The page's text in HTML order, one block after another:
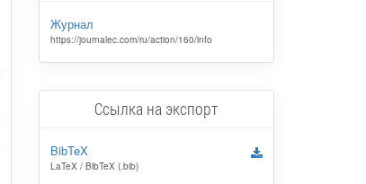
Журнал
https://journalec.com/ru/action/160/info
Ссылка на экспорт
BibTeX
LaTeX / BibTeX (.bib)